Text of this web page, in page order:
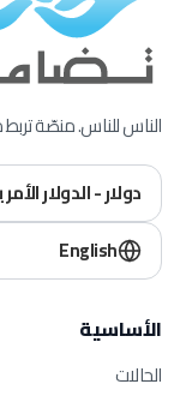
الناس للناس. منصّة
دولار - الدولار
English
الأساسية
الحالات